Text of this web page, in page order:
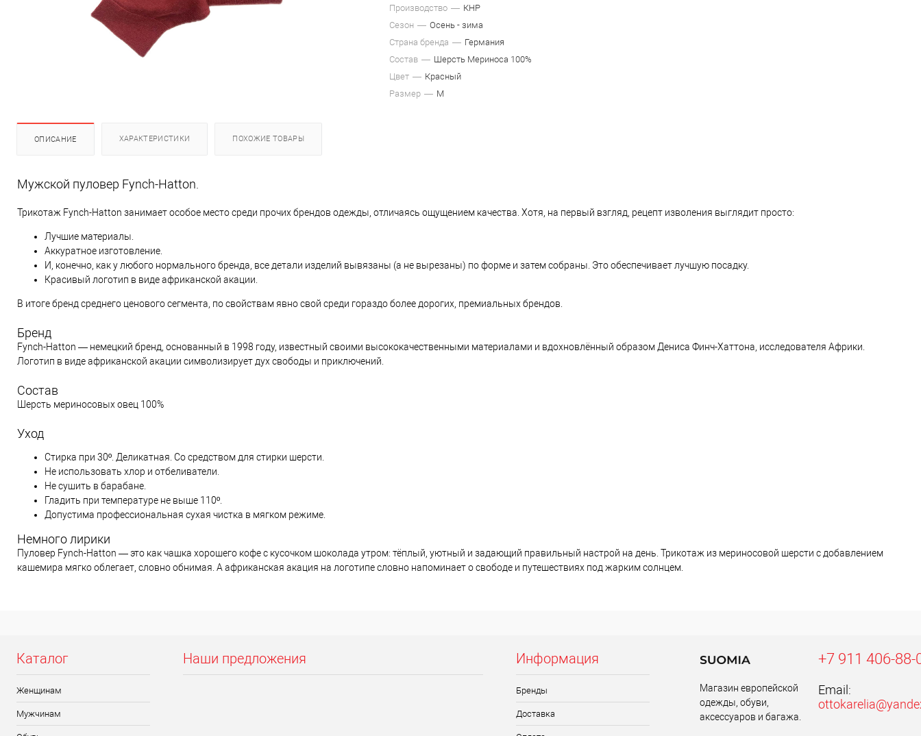
Производство
КНР
Сезон
Осень - зима
Страна бренда
Германия
Состав
Шерсть Мериноса 100%
Цвет
Красный
Размер
M
ОПИСАНИЕ ХАРАКТЕРИСТИКИ ПОХОЖИЕ ТОВАРЫ
Мужской пуловер Fynch-Hatton.
Трикотаж Fynch-Hatton занимает особое место среди прочих брендов одежды, отличаясь ощущением качества. Хотя, на первый взгляд, рецепт изволения выглядит просто:
Лучшие материалы.
Аккуратное изготовление.
И, конечно, как у любого нормального бренда, все детали изделий вывязаны (а не вырезаны) по форме и затем собраны. Это обеспечивает лучшую посадку.
Красивый логотип в виде африканской акации.
В итоге бренд среднего ценового сегмента, по свойствам явно свой среди гораздо более дорогих, премиальных брендов.
Бренд
Fynch-Hatton — немецкий бренд, основанный в 1998 году, известный своими высококачественными материалами и вдохновлённый образом Дениса Финч-Хаттона, исследователя Африки.
Логотип в виде африканской акации символизирует дух свободы и приключений.
Состав
Шерсть мериносовых овец 100%
Уход
Стирка при 30º. Деликатная. Со средством для стирки шерсти.
Не использовать хлор и отбеливатели.
Не сушить в барабане.
Гладить при температуре не выше 110º.
Допустима профессиональная сухая чистка в мягком режиме.
Немного лирики
Пуловер Fynch-Hatton — это как чашка хорошего кофе с кусочком шоколада утром: тёплый, уютный и задающий правильный настрой на день. Трикотаж из мериносовой шерсти с добавлением
кашемира мягко облегает, словно обнимая. А африканская акация на логотипе словно напоминает о свободе и путешествиях под жарким солнцем.
Каталог
Женщинам
Мужчинам
Наши предложения Информация
Бренды
Доставка
Магазин европейской
одежды, обуви,
аксессуаров и багажа.
+7 911 406-88-
Email: